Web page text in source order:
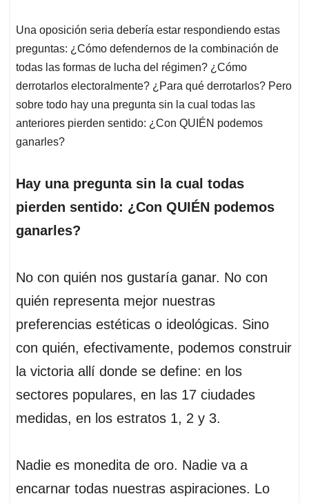
Una oposición seria debería estar respondiendo estas
preguntas: ¿Cómo defendernos de la combinación de
todas las formas de lucha del régimen? ¿Cómo
derrotarlos electoralmente? ¿Para qué derrotarlos? Pero
sobre todo hay una pregunta sin la cual todas las
anteriores pierden sentido: ¿Con QUIÉN podemos
ganarles?
Hay una pregunta sin la cual todas
pierden sentido: ¿Con QUIÉN podemos
ganarles?
No con quién nos gustaría ganar. No con
quién representa mejor nuestras
preferencias estéticas o ideológicas. Sino
con quién, efectivamente, podemos construir
la victoria allí donde se define: en los
sectores populares, en las 17 ciudades
medidas, en los estratos 1, 2 y 3.
Nadie es monedita de oro. Nadie va a
encarnar todas nuestras aspiraciones. Lo